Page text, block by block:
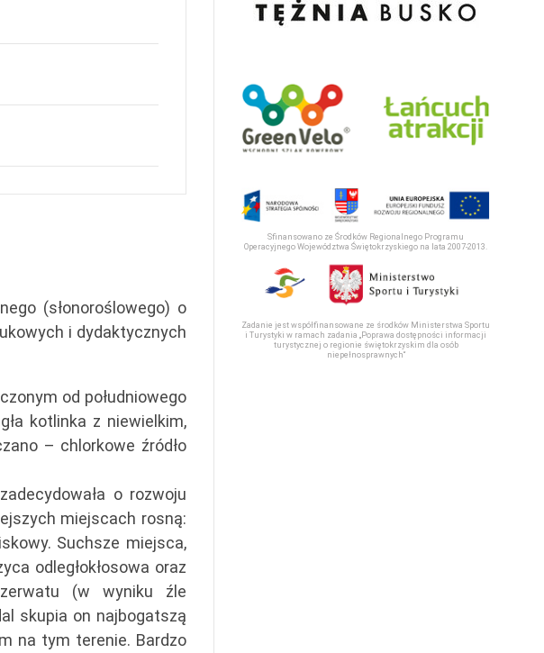
(słonoroślowego) o
i dydaktycznych
od południowego
kotlinka z niewielkim,
– chlorkowe źródło
o rozwoju
miejscach rosną:
Suchsze miejsca,
odległokłosowa oraz
(w wyniku źle
skupia on najbogatszą
na tym terenie. Bardzo
Sfinansowano ze Środków Regionalnego Programu
Operacyjnego Województwa Świętokrzyskiego na lata 2007-2013.
Zadanie jest współfinansowane ze środków Ministerstwa Sportu
i Turystyki w ramach zadania „Poprawa dostępności informacji
turystycznej o regionie świętokrzyskim dla osób
niepełnosprawnych“